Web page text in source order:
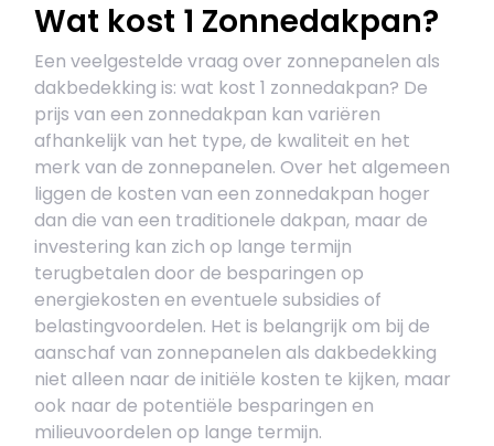
Wat kost 1 Zonnedakpan?
Een veelgestelde vraag over zonnepanelen als
dakbedekking is: wat kost 1 zonnedakpan? De
prijs van een zonnedakpan kan variëren
afhankelijk van het type, de kwaliteit en het
merk van de zonnepanelen. Over het algemeen
liggen de kosten van een zonnedakpan hoger
dan die van een traditionele dakpan, maar de
investering kan zich op lange termijn
terugbetalen door de besparingen op
energiekosten en eventuele subsidies of
belastingvoordelen. Het is belangrijk om bij de
aanschaf van zonnepanelen als dakbedekking
niet alleen naar de initiële kosten te kijken, maar
ook naar de potentiële besparingen en
milieuvoordelen op lange termijn.